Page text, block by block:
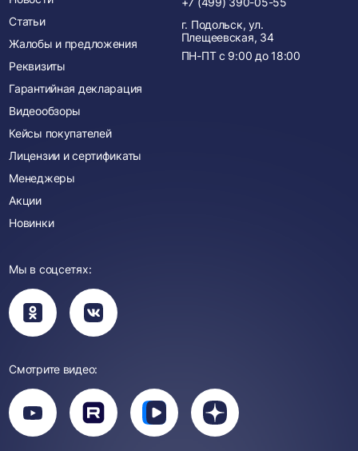
Статьи
Жалобы и предложения
Реквизиты
Гарантийная декларация
Видеообзоры
Кейсы покупателей
Лицензии и сертификаты
Менеджеры
Акции
Новинки
г. Подольск, ул.
Плещеевская, 34
ПН-ПТ с 9:00 до 18:00
Мы в соцсетях:
Вы
перейдете
в
группу
Вы
перейдете
в
группу
Смотрите видео:
Вы
перейдете
на
канал
Вы
перейдете
Вы
перейдете
Вы
перейдете